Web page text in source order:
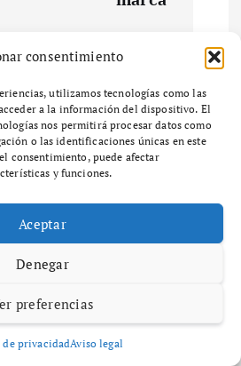
consentimiento
utilizamos tecnologías como las
a la información del dispositivo. El
nos permitirá procesar datos como
o las identificaciones únicas en este
consentimiento, puede afectar
y funciones.
Aceptar
Denegar
preferencias
privacidadAviso legal
Diccionario
52 views
y cómo afecta el
en tu
¿Qué es el zoning y por
en el desarrollo urbano? El